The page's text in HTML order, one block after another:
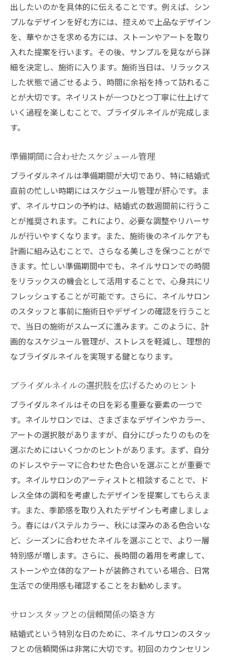
出したいのかを具体的に伝えることです。例えば、シン
プルなデザインを好む方には、控えめで上品なデザイン
を、華やかさを求める方には、ストーンやアートを取り
入れた提案を行います。その後、サンプルを見ながら詳
細を決定し、施術に入ります。施術当日は、リラックス
した状態で過ごせるよう、時間に余裕を持って訪れるこ
とが大切です。ネイリストが一つひとつ丁寧に仕上げて
いく過程を楽しむことで、ブライダルネイルが完成しま
す。
準備期間に合わせたスケジュール管理
ブライダルネイルは準備期間が大切であり、特に結婚式
直前の忙しい時期にはスケジュール管理が肝心です。ま
ず、ネイルサロンの予約は、結婚式の数週間前に行うこ
とが推奨されます。これにより、必要な調整やリハーサ
ルが行いやすくなります。また、施術後のネイルケアも
計画に組み込むことで、さらなる美しさを保つことがで
きます。忙しい準備期間中でも、ネイルサロンでの時間
をリラックスの機会として活用することで、心身共にリ
フレッシュすることが可能です。さらに、ネイルサロン
のスタッフと事前に施術日やデザインの確認を行うこと
で、当日の施術がスムーズに進みます。このように、計
画的なスケジュール管理が、ストレスを軽減し、理想的
なブライダルネイルを実現する鍵となります。
ブライダルネイルの選択肢を広げるためのヒント
ブライダルネイルはその日を彩る重要な要素の一つで
す。ネイルサロンでは、さまざまなデザインやカラー、
アートの選択肢がありますが、自分にぴったりのものを
選ぶためにはいくつかのヒントがあります。まず、自分
のドレスやテーマに合わせた色合いを選ぶことが重要で
す。ネイルサロンのアーティストと相談することで、ド
レス全体の調和を考慮したデザインを提案してもらえま
す。また、季節感を取り入れたデザインも考慮しましょ
う。春にはパステルカラー、秋には深みのある色合いな
ど、シーズンに合わせたネイルを選ぶことで、より一層
特別感が増します。さらに、長時間の着用を考慮して、
ストーンや立体的なアートが装飾されている場合、日常
生活での使用感も確認することをお勧めします。
サロンスタッフとの信頼関係の築き方
結婚式という特別な日のために、ネイルサロンのスタッ
フとの信頼関係は非常に大切です。初回のカウンセリン